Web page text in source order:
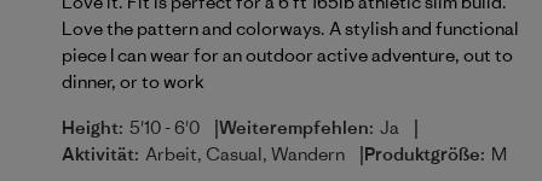
Love the pattern and colorways. A stylish and functional
piece I can wear for an outdoor active adventure, out to
dinner, or to work
Height: 5'10 - 6'0 |Weiterempfehlen: Ja |
Aktivität: Arbeit, Casual, Wandern |Produktgröße: M